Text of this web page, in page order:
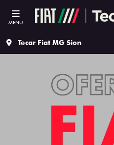
MENU
Tecar Fiat MG Sion